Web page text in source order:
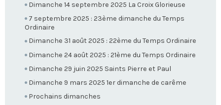
Dimanche 14 septembre 2025 La Croix Glorieuse
7 septembre 2025 : 23ème dimanche du Temps
Ordinaire
Dimanche 31 août 2025 : 22ème du Temps Ordinaire
Dimanche 24 août 2025 : 21ème du Temps Ordinaire
Dimanche 29 juin 2025 Saints Pierre et Paul
Dimanche 9 mars 2025 1er dimanche de carême
Prochains dimanches